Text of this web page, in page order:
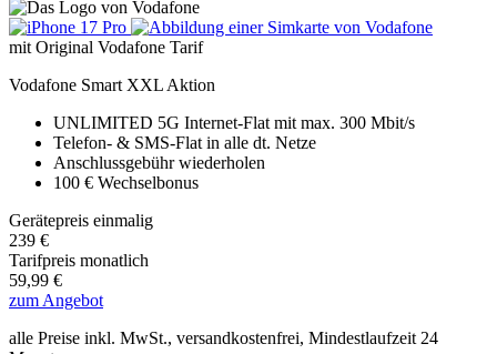
mit Original Vodafone Tarif
Vodafone Smart XXL Aktion
UNLIMITED 5G Internet-Flat mit max. 300 Mbit/s
Telefon- & SMS-Flat in alle dt. Netze
Anschlussgebühr wiederholen
100 € Wechselbonus
Gerätepreis einmalig
239 €
Tarifpreis monatlich
59,99 €
zum Angebot
alle Preise inkl. MwSt., versandkostenfrei, Mindestlaufzeit 24